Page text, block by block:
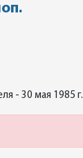
- 30 мая 1985 г.